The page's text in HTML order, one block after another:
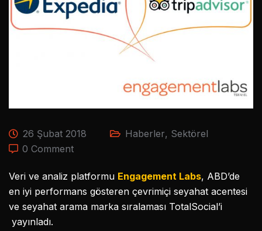
26 Şubat 2018 Haberler, Sektörel
0 Comment
Veri ve analiz platformu Engagement Labs, ABD’de
en iyi performans gösteren çevrimiçi seyahat acentesi
ve seyahat arama marka sıralaması TotalSocial’i
yayınladı.